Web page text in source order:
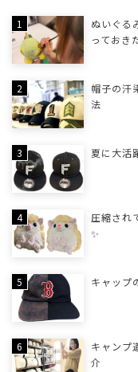
ぬいぐる
っておき
帽子の汗
法
夏に大活
圧縮され
✨
キャップ
キャンプ
介